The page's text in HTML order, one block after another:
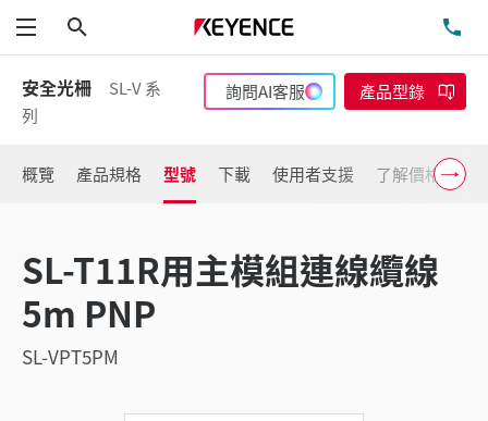
功能表
安全光柵
SL-V 系
列
詢問AI客服 產品型錄
概覽 產品規格 型號 下載 使用者支援 了解價格
SL-T11R用主模組連線纜線
5m PNP
SL-VPT5PM